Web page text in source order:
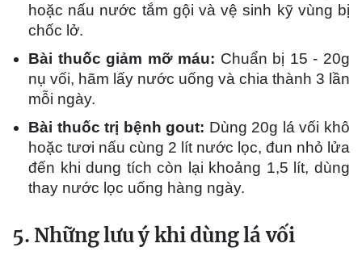
hoặc nấu nước tắm gội và vệ sinh kỹ vùng bị
chốc lở.
Bài thuốc giảm mỡ máu: Chuẩn bị 15 - 20g
nụ vối, hãm lấy nước uống và chia thành 3 lần
mỗi ngày.
Bài thuốc trị bệnh gout: Dùng 20g lá vối khô
hoặc tươi nấu cùng 2 lít nước lọc, đun nhỏ lửa
đến khi dung tích còn lại khoảng 1,5 lít, dùng
thay nước lọc uống hàng ngày.
5. Những lưu ý khi dùng lá vối